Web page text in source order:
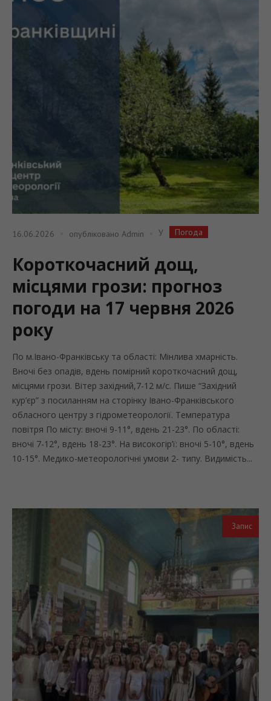
16.06.2026 опубліковано Admin У Погода
Короткочасний дощ,
місцями грози: прогноз
погоди на 17 червня 2026
року
По м.Івано-Франківську та області: Мінлива хмарність.
Вночі без опадів, вдень помірний короткочасний дощ,
місцями грози. Вітер західний,7-12 м/с. Пише “Західний
кур’єр” з посиланням на сторінку Івано-Франківського
обласного центру з гідрометеорології. Температура
повітря По місту: вночі 9-11°, вдень 21-23°. По області:
вночі 7-12°, вдень 18-23°. На високогір’ї: вночі 5-10°, вдень
10-15°. Медико-метеорологічні умови 2- типу. Видимість...
Запис